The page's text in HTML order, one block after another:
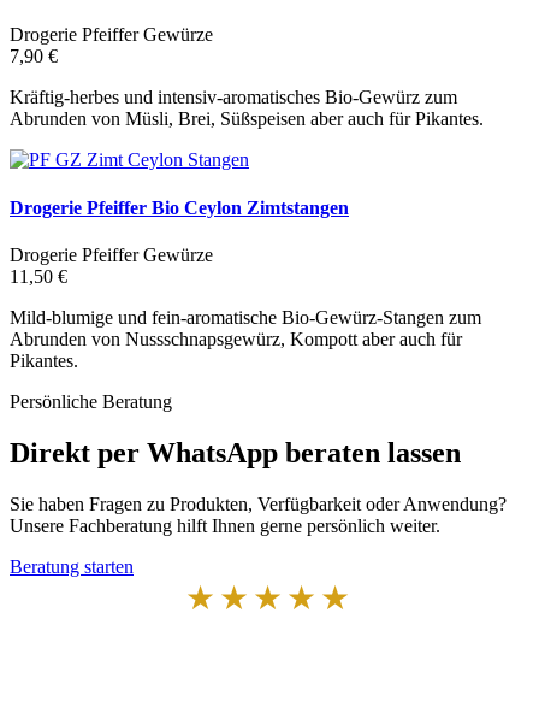
Drogerie Pfeiffer Gewürze
7,90 €
Kräftig-herbes und intensiv-aromatisches Bio-Gewürz zum
Abrunden von Müsli, Brei, Süßspeisen aber auch für Pikantes.
Drogerie Pfeiffer Bio Ceylon Zimtstangen
Drogerie Pfeiffer Gewürze
11,50 €
Mild-blumige und fein-aromatische Bio-Gewürz-Stangen zum
Abrunden von Nussschnapsgewürz, Kompott aber auch für
Pikantes.
Persönliche Beratung
Direkt per WhatsApp beraten lassen
Sie haben Fragen zu Produkten, Verfügbarkeit oder Anwendung?
Unsere Fachberatung hilft Ihnen gerne persönlich weiter.
Beratung starten
★★★★★